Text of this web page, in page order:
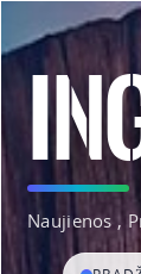
Naujienos ,